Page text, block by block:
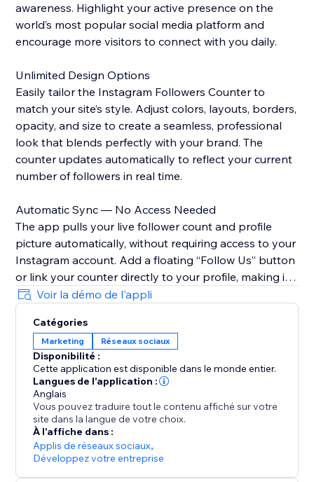
awareness. Highlight your active presence on the
world’s most popular social media platform and
encourage more visitors to connect with you daily.
Unlimited Design Options
Easily tailor the Instagram Followers Counter to
match your site’s style. Adjust colors, layouts, borders,
opacity, and size to create a seamless, professional
look that blends perfectly with your brand. The
counter updates automatically to reflect your current
number of followers in real time.
Automatic Sync — No Access Needed
The app pulls your live follower count and profile
picture automatically, without requiring access to your
Instagram account. Add a floating “Follow Us” button
or link your counter directly to your profile, making it
simple for visitors to follow you instantly and grow
your engaged audience.
With Instagram Followers Counter, you’ll transform
traffic into followers, increase engagement, and
showcase the social proof your brand truly deserves.
Voir la démo de l'appli
Catégories
Marketing Réseaux sociaux
Disponibilité :
Cette application est disponible dans le monde entier.
Langues de l'application :
Anglais
Vous pouvez traduire tout le contenu affiché sur votre
site dans la langue de votre choix.
À l'affiche dans :
Applis de réseaux sociaux,
Développez votre entreprise